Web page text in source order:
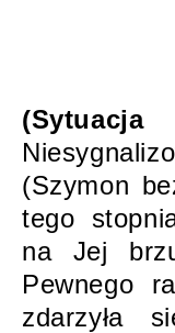
(Szymon
tego
na Jej
Pewnego
zdarzyła